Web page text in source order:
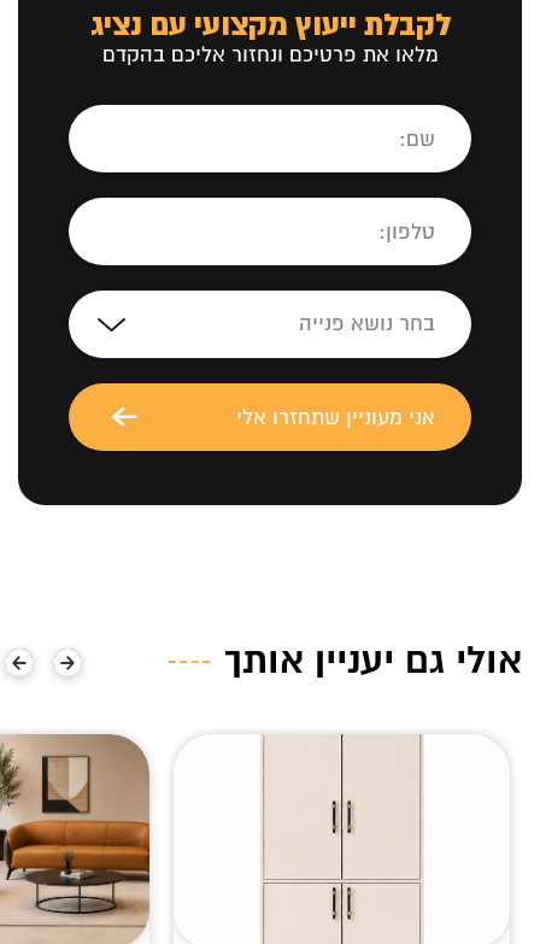
לקבלת ייעוץ מקצועי עם נציג
מלאו את פרטיכם ונחזור אליכם בהקדם
אולי גם יעניין אותך